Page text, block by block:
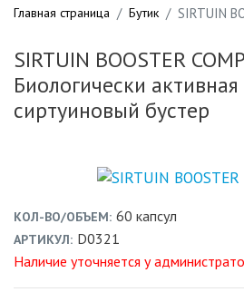
Главная страница Бутик SIRTUIN
SIRTUIN BOOSTER
Биологически
сиртуиновый бустер
КОЛ-ВО/ОБЪЕМ 60 капсул
АРТИКУЛ D0321
Наличие уточняется у